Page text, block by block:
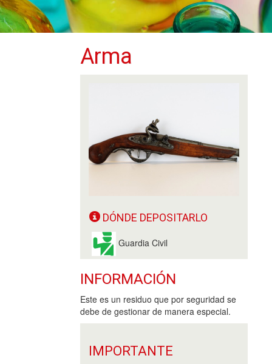
Arma
DÓNDE DEPOSITARLO
Guardia Civil
INFORMACIÓN
Este es un residuo que por seguridad se
debe de gestionar de manera especial.
IMPORTANTE